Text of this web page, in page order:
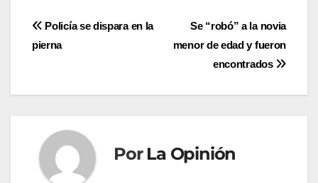
Navegación
de
entradas
Se “robó” a la novia
menor de edad y fueron
encontrados
Policía se dispara en la
pierna
Por La Opinión